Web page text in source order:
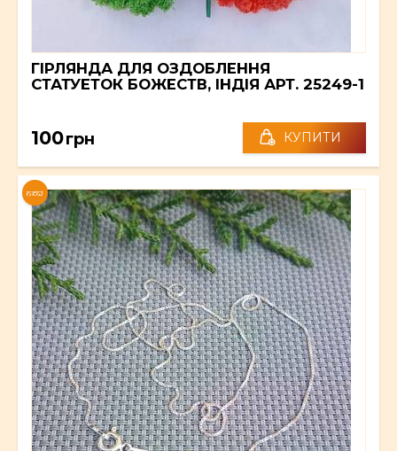
ГІРЛЯНДА ДЛЯ ОЗДОБЛЕННЯ
СТАТУЕТОК БОЖЕСТВ, ІНДІЯ АРТ. 25249-1
100грн КУПИТИ
NEW